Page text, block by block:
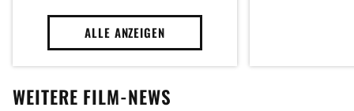
ALLE ANZEIGEN
WEITERE FILM-NEWS